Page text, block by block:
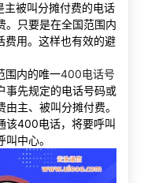
主被叫分摊付费的电话
。只要是在全国范围内
用。这样也有效的避
围内的唯一400电话号
事先规定的电话号码或
主、被叫分摊付费。
该400电话，将要呼叫
中心。